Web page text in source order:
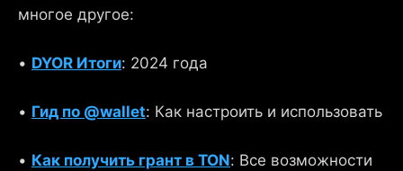
многое другое:
• DYOR Итоги: 2024 года
• Гид по @wallet: Как настроить и использовать
• Как получить грант в TON: Все возможности